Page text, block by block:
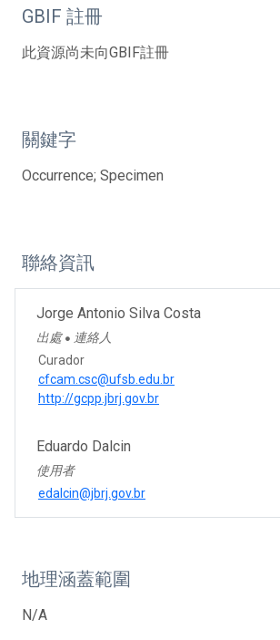
GBIF 註冊
此資源尚未向GBIF註冊
關鍵字
Occurrence; Specimen
聯絡資訊
Jorge Antonio Silva Costa
出處 ● 連絡人
Curador
cfcam.csc@ufsb.edu.br
http://gcpp.jbrj.gov.br
Eduardo Dalcin
使用者
edalcin@jbrj.gov.br
地理涵蓋範圍
N/A